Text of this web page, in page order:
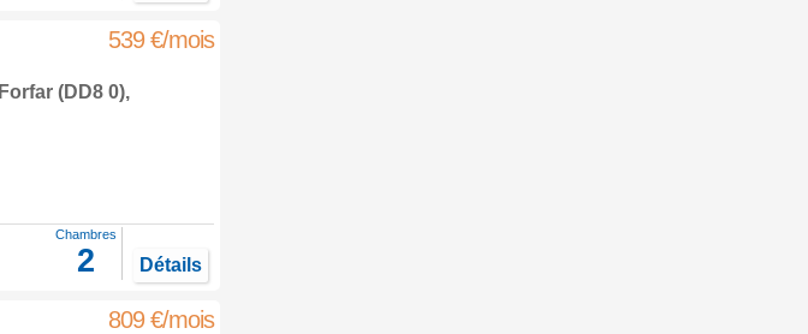
539 €/mois
Forfar(DD8 0),
Chambres
2 Détails
809 €/mois